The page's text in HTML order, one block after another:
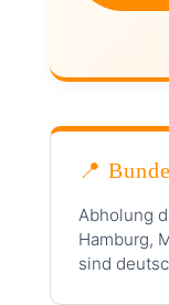
📍
Abholung
Hamburg,
sind